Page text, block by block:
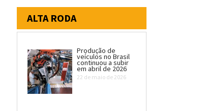
ALTA RODA
Produção de
veículos no Brasil
continuou a subir
em abril de 2026
22 de maio de 2026